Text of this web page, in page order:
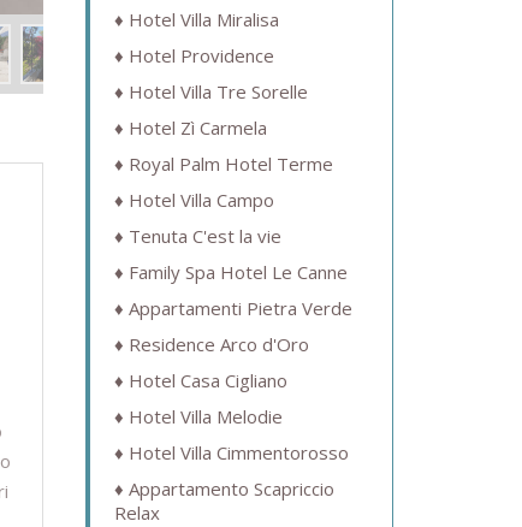
Hotel Villa Miralisa
Hotel Providence
Hotel Villa Tre Sorelle
Hotel Zì Carmela
Royal Palm Hotel Terme
Hotel Villa Campo
Tenuta C'est la vie
Family Spa Hotel Le Canne
Appartamenti Pietra Verde
Residence Arco d'Oro
Hotel Casa Cigliano
Hotel Villa Melodie
Hotel Villa Cimmentorosso
Appartamento Scapriccio
Relax